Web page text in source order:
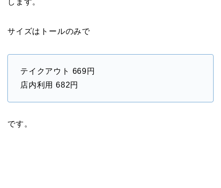
サイズはトールのみで
テイクアウト 669円
店内利用 682円
です。